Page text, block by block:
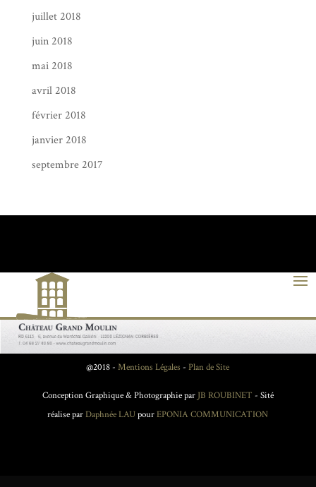
juillet 2018
juin 2018
mai 2018
avril 2018
février 2018
janvier 2018
septembre 2017
@2018 - Mentions Légales - Plan de Site
Conception Graphique & Photographie par JB ROUBINET - Sité
réalise parDaphnée LAUpourEPONIA COMMUNICATION